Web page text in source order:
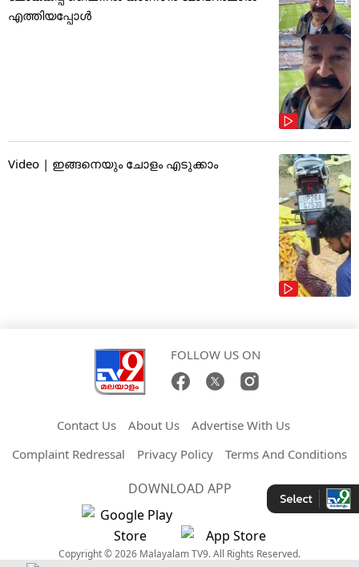
എത്തിയപ്പോൾ
Video | ഇങ്ങനെയും ചോളം എടുക്കാം
FOLLOW US ON
Contact Us About Us
Advertise With Us
Complaint Redressal
Privacy Policy Terms And Conditions
DOWNLOAD APP
Copyright © 2026 Malayalam TV9. All Rights Reserved.